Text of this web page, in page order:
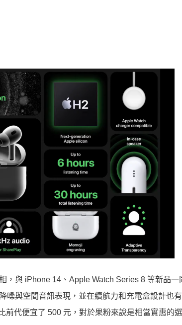
，與 iPhone 14、Apple Watch Series 8 等新品一
噪與空間音訊表現，並在續航力和充電盒設計也
前代便宜了 500 元，對於果粉來說是相當實惠的